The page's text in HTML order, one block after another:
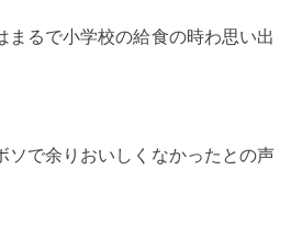
るで小学校の給食の時わ思い出
で余りおいしくなかったとの声